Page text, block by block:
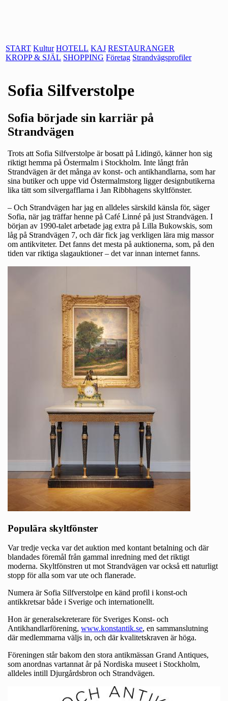
START Kultur HOTELL KAJ RESTAURANGER
KROPP & SJÄL SHOPPING Företag Strandvägsprofiler
Sofia Silfverstolpe
Sofia började sin karriär på
Strandvägen
Trots att Sofia Silfverstolpe är bosatt på Lidingö, känner hon sig
riktigt hemma på Östermalm i Stockholm. Inte långt från
Strandvägen är det många av konst- och antikhandlarna, som har
sina butiker och uppe vid Östermalmstorg ligger designbutikerna
lika tätt som silvergafflarna i Jan Ribbhagens skyltfönster.
– Och Strandvägen har jag en alldeles särskild känsla för, säger
Sofia, när jag träffar henne på Café Linné på just Strandvägen. I
början av 1990-talet arbetade jag extra på Lilla Bukowskis, som
låg på Strandvägen 7, och där fick jag verkligen lära mig massor
om antikviteter. Det fanns det mesta på auktionerna, som, på den
tiden var riktiga slagauktioner – det var innan internet fanns.
Populära skyltfönster
Var tredje vecka var det auktion med kontant betalning och där
blandades föremål från gammal inredning med det riktigt
moderna. Skyltfönstren ut mot Strandvägen var också ett naturligt
stopp för alla som var ute och flanerade.
Numera är Sofia Silfverstolpe en känd profil i konst-och
antikkretsar både i Sverige och internationellt.
Hon är generalsekreterare för Sveriges Konst- och
Antikhandlarförening,www.konstantik.se, en sammanslutning
där medlemmarna väljs in, och där kvalitetskraven är höga.
Föreningen står bakom den stora antikmässan Grand Antiques,
som anordnas vartannat år på Nordiska museet i Stockholm,
alldeles intill Djurgårdsbron och Strandvägen.